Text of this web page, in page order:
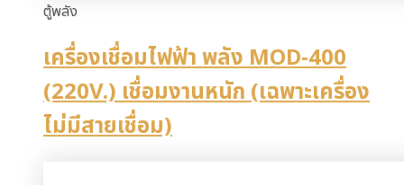
ตู้พลัง
เครื่องเชื่อมไฟฟ้า พลัง MOD-400
(220V.) เชื่อมงานหนัก (เฉพาะเครื่อง
ไม่มีสายเชื่อม)